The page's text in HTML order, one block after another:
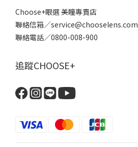
Choose+眼選 美瞳專賣店
聯絡信箱／service@chooselens.com
聯絡電話／0800-008-900
追蹤CHOOSE+